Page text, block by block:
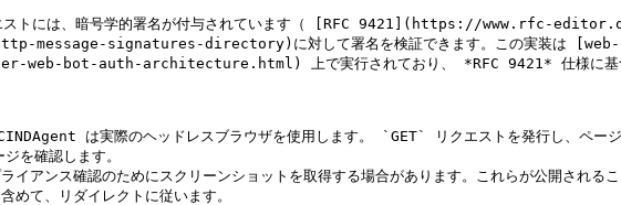
エストには、暗号学的署名が付与されています（ [RFC 9421](https://www.rfc-
message-signatures-directory)に対して署名を検証できます。この実装
bot-auth-architecture.html) 上で実行されており、 *RFC 9421* 仕様に基づい
は実際のヘッドレスブラウザを使用します。 `GET` リクエストを発行し、ペー
を確認します。
アンス確認のためにスクリーンショットを取得する場合があります。これらが公開されるこ
て、リダイレクトに従います。